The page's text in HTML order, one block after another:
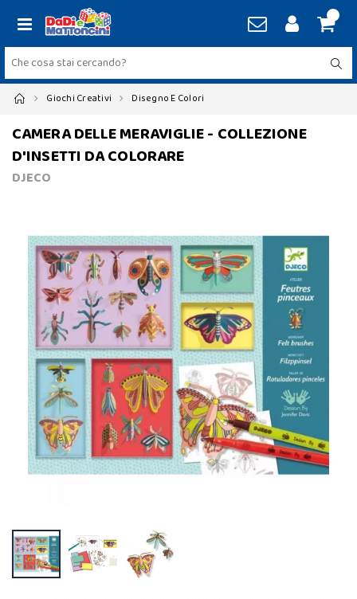
Giochi Creativi Disegno E Colori
CAMERA DELLE MERAVIGLIE - COLLEZIONE
D'INSETTI DA COLORARE
DJECO